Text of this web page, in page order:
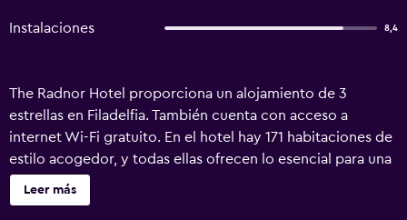
Instalaciones 8,4
The Radnor Hotel proporciona un alojamiento de 3
estrellas en Filadelfia. También cuenta con acceso a
internet Wi-Fi gratuito. En el hotel hay 171 habitaciones de
estilo acogedor, y todas ellas ofrecen lo esencial para una
estancia cómoda. El establecimiento ofrece una base ideal
para visitar lugares de interés cercanos, como Valley
Leer más